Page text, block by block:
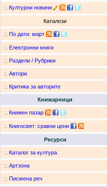
:. Културни новини
Каталози
:. По дати: март
:. Електронни книги
:. Раздели / Рубрики
:. Автори
:. Критика за авторите
Книжарници
:. Книжен пазар
:. Книгосвят: сравни цени
Ресурси
:. Каталог за култура
:. Артзона
:. Писмена реч